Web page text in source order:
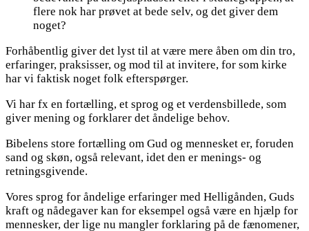
flere nok har prøvet at bede selv, og det giver dem
noget?
Forhåbentlig giver det lyst til at være mere åben om din tro,
erfaringer, praksisser, og mod til at invitere, for som kirke
har vi faktisk noget folk efterspørger.
Vi har fx en fortælling, et sprog og et verdensbillede, som
giver mening og forklarer det åndelige behov.
Bibelens store fortælling om Gud og mennesket er, foruden
sand og skøn, også relevant, idet den er menings- og
retningsgivende.
Vores sprog for åndelige erfaringer med Helligånden, Guds
kraft og nådegaver kan for eksempel også være en hjælp for
mennesker, der lige nu mangler forklaring på de fænomener,